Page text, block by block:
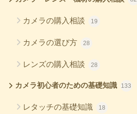
カメラの購入相談 19
カメラの選び方 28
レンズの購入相談 28
カメラ初心者のための基礎知識 133
レタッチの基礎知識 18